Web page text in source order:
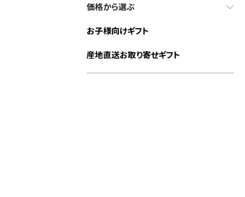
価格から選ぶ
お子様向けギフト
産地直送お取り寄せギフト